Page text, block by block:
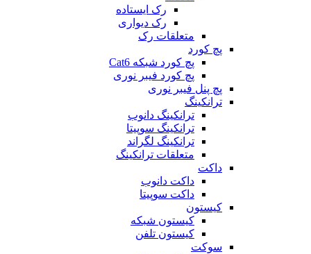
رک ایستاده
رک دیواری
متعلقات رک
پچ کورد
پچ کورد شبکه Cat6
پچ کورد فیبر نوری
پچ پنل فیبر نوری
ترانکینگ
ترانکینگ دانوب
ترانکینگ سوپیتا
ترانکینگ لگراند
متعلقات ترانکینگ
داکت
داکت دانوب
داکت سوپیتا
کیستون
کیستون شبکه
کیستون تلفن
سوکت